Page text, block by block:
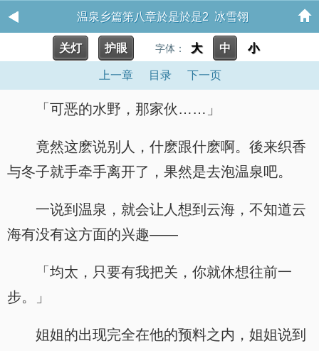
温泉乡篇第八章於是於是2 冰雪翎
关灯 护眼 字体： 大 中 小
上一章 目录 下一页
「可恶的水野，那家伙……」
竟然这麽说别人，什麽跟什麽啊。後来织香
与冬子就手牵手离开了，果然是去泡温泉吧。
一说到温泉，就会让人想到云海，不知道云
海有没有这方面的兴趣——
「均太，只要有我把关，你就休想往前一
步。」
姐姐的出现完全在他的预料之内，姐姐说到